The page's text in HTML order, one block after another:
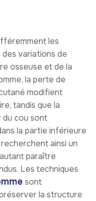
les
variations de
osseuse et de la
la perte de
modifient
tandis que la
cou sont
la partie inférieure
ainsi un
paraître
Les techniques
sont
la structure